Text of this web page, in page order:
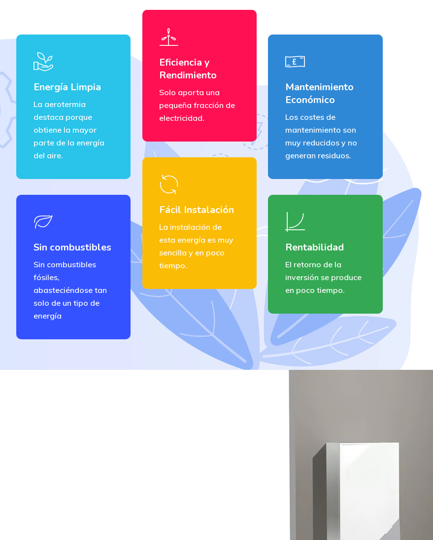
Energía Limpia
La aerotermia
destaca porque
obtiene la mayor
parte de la energía
del aire.
Sin combustibles
Sin combustibles
fósiles,
abasteciéndose tan
solo de un tipo de
energía
Eficiencia y
Rendimiento
Solo aporta una
pequeña fracción de
electricidad.
Fácil Instalación
La instalación de
esta energía es muy
sencilla y en poco
tiempo.
Mantenimiento
Económico
Los costes de
mantenimiento son
muy reducidos y no
generan residuos.
Rentabilidad
El retorno de la
inversión se produce
en poco tiempo.